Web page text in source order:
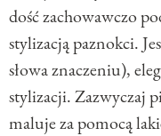
dość zachowawczo
stylizacją paznokci.
słowa znaczeniu),
stylizacji. Zazwyczaj
maluje za pomocą